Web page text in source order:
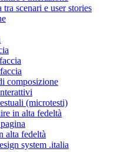
scenari e user stories
composizione
(microtesti)
in alta fedeltà
alta fedeltà
system .italia